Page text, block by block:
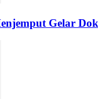
Gelar